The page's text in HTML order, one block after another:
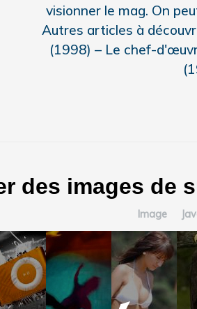
visionner le mag. On
Autres articles à
(1998) – Le chef-
des images de
Image